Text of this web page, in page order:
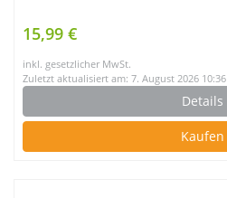
15,99 €
inkl. gesetzlicher MwSt.
Zuletzt aktualisiert am: 7. August 2026 10:36
Details
Kaufen